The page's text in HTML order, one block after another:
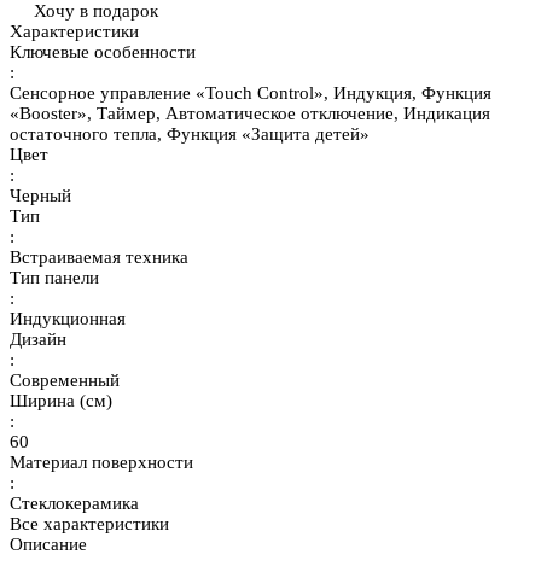
Хочу в подарок
Характеристики
Ключевые особенности
:
Сенсорное управление «Touch Control», Индукция, Функция
«Booster», Таймер, Автоматическое отключение, Индикация
остаточного тепла, Функция «Защита детей»
Цвет
:
Черный
Тип
:
Встраиваемая техника
Тип панели
:
Индукционная
Дизайн
:
Современный
Ширина (см)
:
60
Материал поверхности
:
Стеклокерамика
Все характеристики
Описание